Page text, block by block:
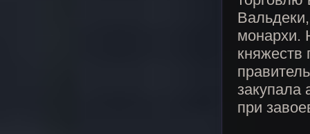
монархи.
княжеств
закупала
при